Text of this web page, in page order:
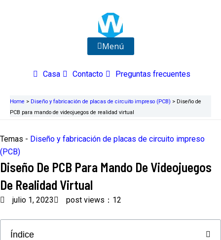
Menú
Casa Contacto Preguntas frecuentes
Home > Diseño y fabricación de placas de circuito impreso (PCB) > Diseño de
PCB para mando de videojuegos de realidad virtual
Temas - Diseño y fabricación de placas de circuito impreso
(PCB)
Diseño De PCB Para Mando De Videojuegos
De Realidad Virtual
julio 1, 2023 post views：12
Índice